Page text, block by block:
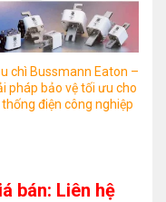
chì Bussmann Eaton –
pháp bảo vệ tối ưu cho
thống điện công nghiệp
bán: Liên hệ